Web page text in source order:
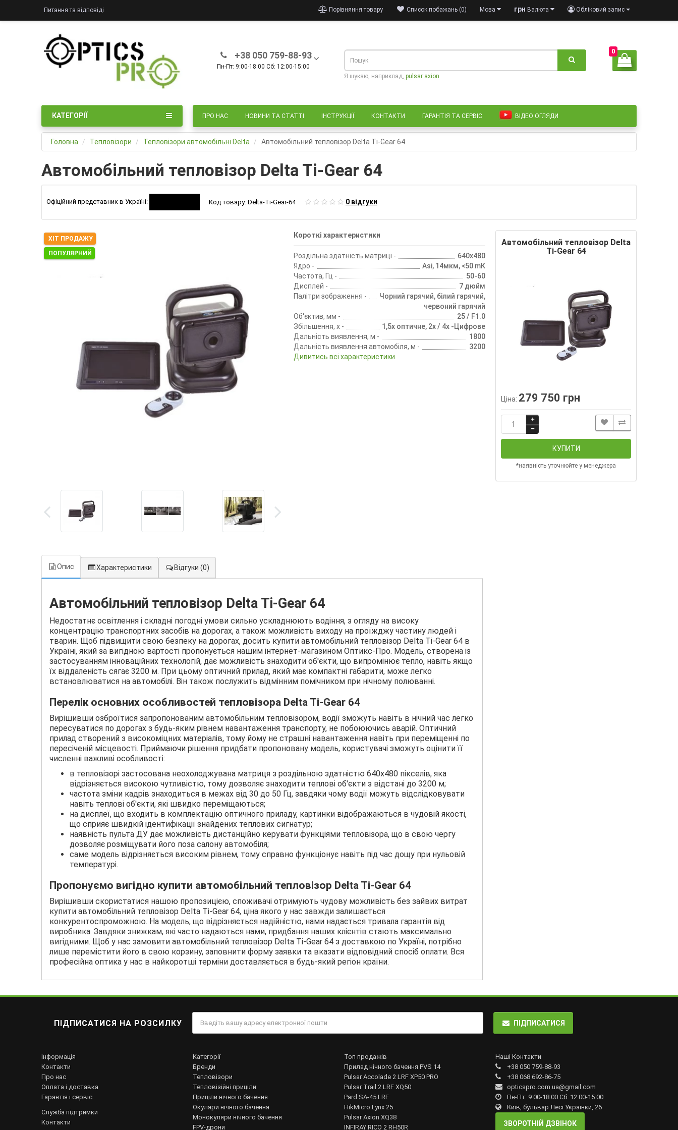
Питання та відповіді Обліковий запис
грн Валюта
Мова
Список побажань (0)
Порівняння товару
+38 050 759-88-93
Пн-Пт: 9:00-18:00 Сб: 12:00-15:00
0
Я шукаю, наприклад, pulsar axion
ПРО НАС НОВИНИ ТА СТАТТІ ІНСТРУКЦІЇ КОНТАКТИ ГАРАНТІЯ ТА СЕРВІС ВІДЕО ОГЛЯДИ
КАТЕГОРІЇ
Головна Тепловізори Тепловізори автомобільні Delta Автомобільний тепловізор Delta Ti-Gear 64
Автомобільний тепловізор Delta Ti-Gear 64
Офіційний представник в Україні: Код товару: Delta-Ti-Gear-64 0 відгуки
ХІТ ПРОДАЖУ
ПОПУЛЯРНИЙ
Короткі характеристики
Роздільна здатність матриці -
640х480
Ядро -
Asi, 14мĸм, <50 mК
Частота, Гц -
50-60
Дисплей -
7 дюйм
Палітри зображення -
Чорний гарячий, білий гарячий,
червоний гарячий
Об'єктив, мм -
25 / F1.0
Збільшення, х -
1,5х оптичне, 2х / 4х -Цифрове
Дальність виявлення, м -
1800
Дальність виявлення автомобіля, м -
3200
Дивитись всі характеристики
Автомобільний тепловізор Delta
Ti-Gear 64
Ціна: 279 750 грн
КУПИТИ
*наявність уточнюйте у менеджера
Опис Характеристики Відгуки (0)
Автомобільний тепловізор Delta Ti-Gear 64
Недостатнє освітлення і складні погодні умови сильно ускладнюють водіння, з огляду на високу
концентрацію транспортних засобів на дорогах, а також можливість виходу на проїжджу частину людей і
тварин. Щоб підвищити свою безпеку на дорогах, досить купити автомобільний тепловізор Delta Ti-Gear 64 в
Україні, який за вигідною вартості пропонується нашим інтернет-магазином Оптикс-Про. Модель, створена із
застосуванням інноваційних технологій, дає можливість знаходити об'єкти, що випромінює тепло, навіть якщо
їх віддаленість сягає 3200 м. При цьому оптичний прилад, який має компактні габарити, може легко
встановлюватися на автомобілі. Він також послужить відмінним помічником при нічному полюванні.
Перелік основних особливостей тепловізора Delta Ti-Gear 64
Вирішивши озброїтися запропонованим автомобільним тепловізором, водії зможуть навіть в нічний час легко
пересуватися по дорогах з будь-яким рівнем навантаження транспорту, не побоюючись аварій. Оптичний
прилад створений з високоміцних матеріалів, тому йому не страшні навантаження навіть при переміщенні по
пересіченій місцевості. Приймаючи рішення придбати пропоновану модель, користувачі зможуть оцінити її
численні важливі особливості:
в тепловізорі застосована неохолоджувана матриця з роздільною здатністю 640х480 пікселів, яка
відрізняється високою чутливістю, тому дозволяє знаходити теплові об'єкти з відстані до 3200 м;
частота зміни кадрів знаходиться в межах від 30 до 50 Гц, завдяки чому водії можуть відслідковувати
навіть теплові об'єкти, які швидко переміщаються;
на дисплеї, що входить в комплектацію оптичного приладу, картинки відображаються в чудовій якості,
що сприяє швидкій ідентифікації знайдених теплових сигнатур;
наявність пульта ДУ дає можливість дистанційно керувати функціями тепловізора, що в свою чергу
дозволяє розміщувати його поза салону автомобіля;
саме модель відрізняється високим рівнем, тому справно функціонує навіть під час дощу при нульовій
температурі.
Пропонуємо вигідно купити автомобільний тепловізор Delta Ti-Gear 64
Вирішивши скористатися нашою пропозицією, споживачі отримують чудову можливість без зайвих витрат
купити автомобільний тепловізор Delta Ti-Gear 64, ціна якого у нас завжди залишається
конкурентоспроможною. На модель, що відрізняється надійністю, нами надається тривала гарантія від
виробника. Завдяки знижкам, які часто надаються нами, придбання наших клієнтів стають максимально
вигідними. Щоб у нас замовити автомобільний тепловізор Delta Ti-Gear 64 з доставкою по Україні, потрібно
лише перемістити його в свою корзину, заповнити форму заявки та вказати відповідний спосіб оплати. Вся
професійна оптика у нас в найкоротші терміни доставляється в будь-який регіон країни.
ПІДПИСАТИСЯ НА РОЗСИЛКУ ПІДПИСАТИСЯ
Інформація
Контакти
Про нас
Оплата і доставка
Гарантія і сервіс
Служба підтримки
Контакти
Категорії
Бренди
Тепловізори
Тепловізійні приціли
Приціли нічного бачення
Окуляри нічного бачення
Монокуляри нічного бачення
FPV-дрони
Топ продажів
Прилад нічного бачення PVS 14
Pulsar Accolade 2 LRF XP50 PRO
Pulsar Trail 2 LRF XQ50
Pard SA-45 LRF
HikMicro Lynx 25
Pulsar Axion XQ38
INFIRAY RICO 2 RH50R
Наші Контакти
+38 050 759-88-93
+38 068 692-86-75
opticspro.com.ua@gmail.com
Пн-Пт: 9:00-18:00 Сб: 12:00-15:00
Київ, бульвар Лесі Українки, 26
ЗВОРОТНІЙ ДЗВІНОК